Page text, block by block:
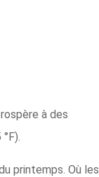
à des
printemps. Où les